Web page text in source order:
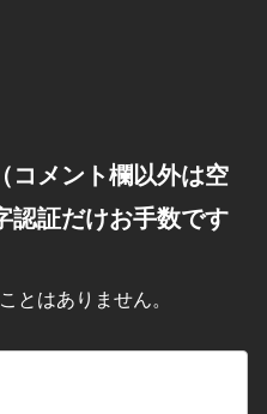
コメント欄以外は空
認証だけお手数です
とはありません。